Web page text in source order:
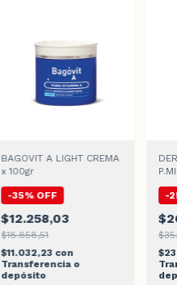
BAGOVIT A LIGHT CREMA
x 100gr
-35% OFF
$12.258,03
$18.858,51
$11.032,23 con
Transferencia o
depósito
-